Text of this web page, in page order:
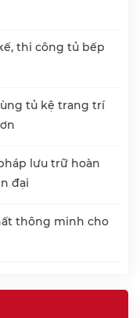
thi công tủ bếp
tủ kệ trang trí
lưu trữ hoàn
đại
thông minh cho